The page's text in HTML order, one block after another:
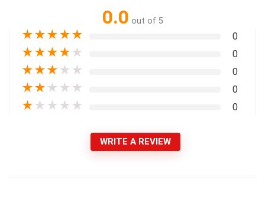
0.0 out of 5
★★★★★ 0
★★★★ ★ 0
★★★ ★ ★ 0
★★ ★ ★ ★ 0
★ ★ ★ ★ ★ 0
WRITE A REVIEW